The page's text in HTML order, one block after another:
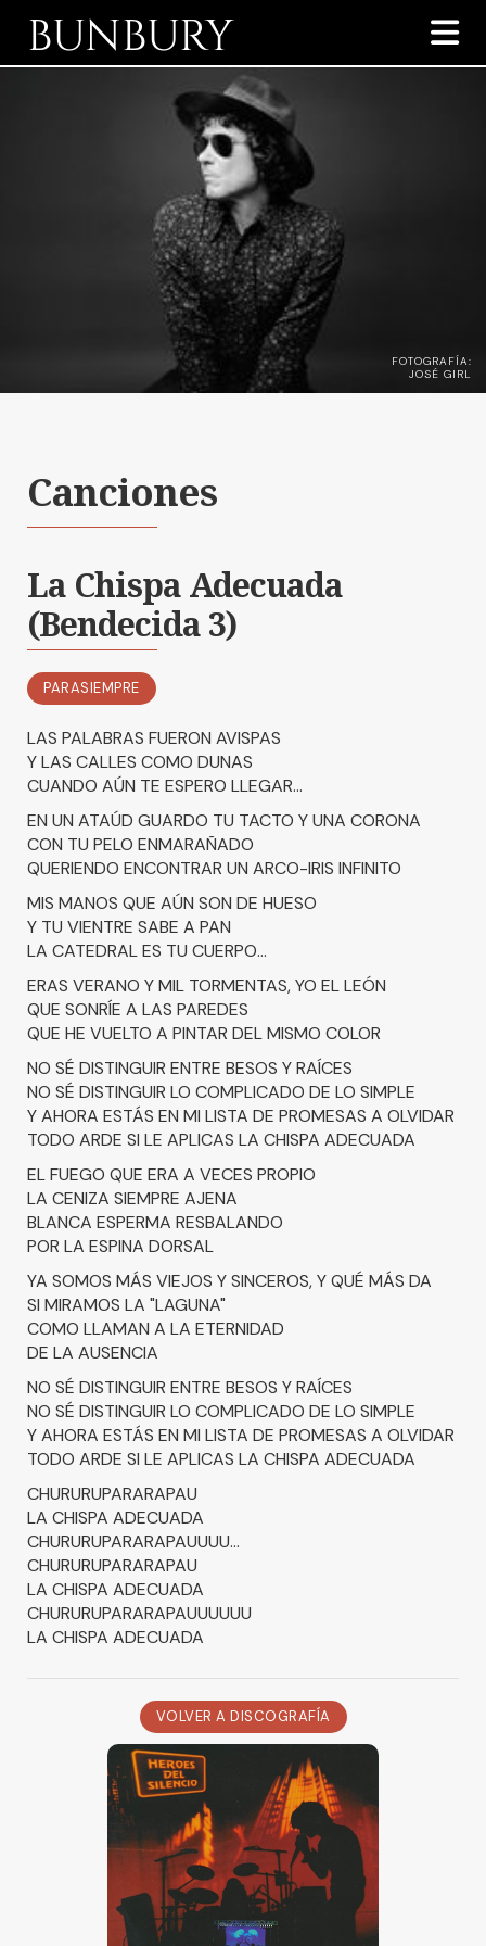
BUNBURY 
FOTOGRAFÍA:
JOSÉ GIRL
Canciones
La Chispa Adecuada
(Bendecida 3)
PARASIEMPRE
LAS PALABRAS FUERON AVISPAS
Y LAS CALLES COMO DUNAS
CUANDO AÚN TE ESPERO LLEGAR...
EN UN ATAÚD GUARDO TU TACTO Y UNA CORONA
CON TU PELO ENMARAÑADO
QUERIENDO ENCONTRAR UN ARCO-IRIS INFINITO
MIS MANOS QUE AÚN SON DE HUESO
Y TU VIENTRE SABE A PAN
LA CATEDRAL ES TU CUERPO...
ERAS VERANO Y MIL TORMENTAS, YO EL LEÓN
QUE SONRÍE A LAS PAREDES
QUE HE VUELTO A PINTAR DEL MISMO COLOR
NO SÉ DISTINGUIR ENTRE BESOS Y RAÍCES
NO SÉ DISTINGUIR LO COMPLICADO DE LO SIMPLE
Y AHORA ESTÁS EN MI LISTA DE PROMESAS A OLVIDAR
TODO ARDE SI LE APLICAS LA CHISPA ADECUADA
EL FUEGO QUE ERA A VECES PROPIO
LA CENIZA SIEMPRE AJENA
BLANCA ESPERMA RESBALANDO
POR LA ESPINA DORSAL
YA SOMOS MÁS VIEJOS Y SINCEROS, Y QUÉ MÁS DA
SI MIRAMOS LA "LAGUNA"
COMO LLAMAN A LA ETERNIDAD
DE LA AUSENCIA
NO SÉ DISTINGUIR ENTRE BESOS Y RAÍCES
NO SÉ DISTINGUIR LO COMPLICADO DE LO SIMPLE
Y AHORA ESTÁS EN MI LISTA DE PROMESAS A OLVIDAR
TODO ARDE SI LE APLICAS LA CHISPA ADECUADA
CHURURUPARARAPAU
LA CHISPA ADECUADA
CHURURUPARARAPAUUUU...
CHURURUPARARAPAU
LA CHISPA ADECUADA
CHURURUPARARAPAUUUUUU
LA CHISPA ADECUADA
VOLVER A DISCOGRAFÍA